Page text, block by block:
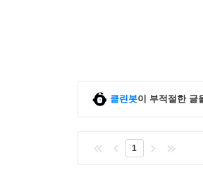
클린봇이 부적절한 글
1